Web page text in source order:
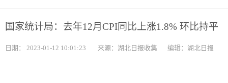
国家统计局：去年12月CPI同比上涨1.8% 环比持平
日期： 2023-01-12 10:01:23 来源：湖北日报收集 编辑：湖北日报